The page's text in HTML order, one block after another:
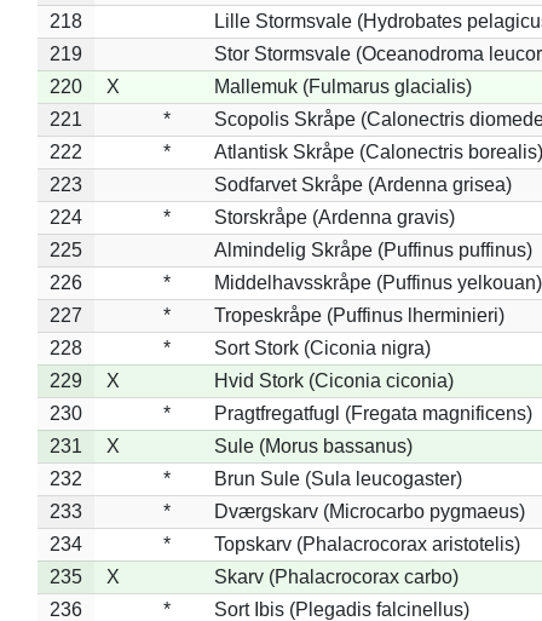
218
Lille Stormsvale (Hydrobates
219
Stor Stormsvale (Oceanodroma
220
X
Mallemuk (Fulmarus glacialis)
221
*
Scopolis Skråpe (Calonectris
222
*
Atlantisk Skråpe (Calonectris borealis)
223
Sodfarvet Skråpe (Ardenna grisea)
224
*
Storskråpe (Ardenna gravis)
225
Almindelig Skråpe (Puffinus puffinus)
226
*
Middelhavsskråpe (Puffinus yelkouan)
227
*
Tropeskråpe (Puffinus lherminieri)
228
*
Sort Stork (Ciconia nigra)
229
X
Hvid Stork (Ciconia ciconia)
230
*
Pragtfregatfugl (Fregata magnificens)
231
X
Sule (Morus bassanus)
232
*
Brun Sule (Sula leucogaster)
233
*
Dværgskarv (Microcarbo pygmaeus)
234
*
Topskarv (Phalacrocorax aristotelis)
235
X
Skarv (Phalacrocorax carbo)
236
* Sort Ibis (Plegadis falcinellus)